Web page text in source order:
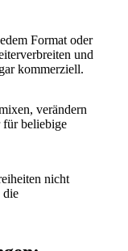
Format oder
und
kommerziell.
verändern
für beliebige
nicht
die